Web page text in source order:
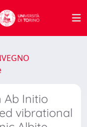
Ab Initio
vibrational